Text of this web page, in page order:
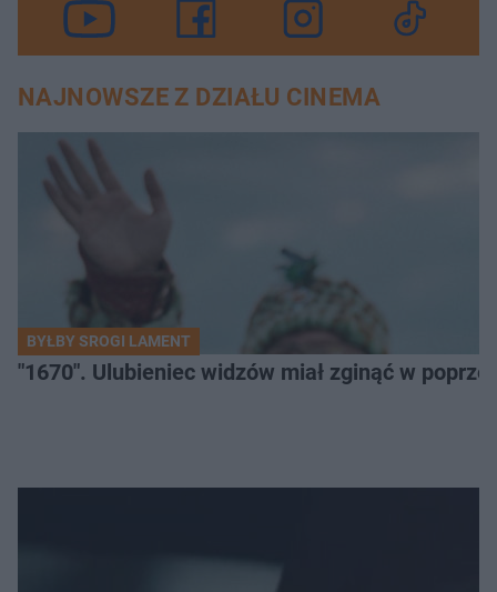
NAJNOWSZE Z DZIAŁU CINEMA
BYŁBY SROGI LAMENT
"1670". Ulubieniec widzów miał zginąć w